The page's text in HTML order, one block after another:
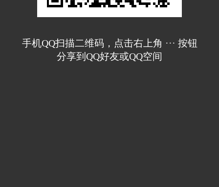
手机QQ扫描二维码，点击右上角 ··· 按钮
分享到QQ好友或QQ空间